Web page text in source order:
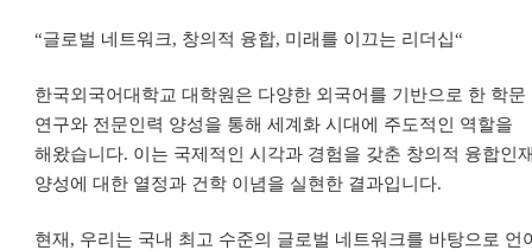
“글로벌 네트워크, 창의적 융합, 미래를 이끄는 리더십“
한국외국어대학교 대학원은 다양한 외국어를 기반으로 한 학문
연구와 전문인력 양성을 통해 세계화 시대에 주도적인 역할을
해왔습니다. 이는 국제적인 시각과 경험을 갖춘 창의적 융합인
양성에 대한 열정과 건학 이념을 실현한 결과입니다.
현재 , 우리는 국내 최고 수준의 글로벌 네트워크를 바탕으로 언